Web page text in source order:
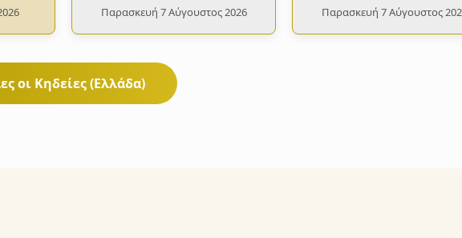
Παρασκευή 7 Αύγουστος 2026 Παρασκευή 7 Αύγουστος
οι Κηδείες (Ελλάδα)